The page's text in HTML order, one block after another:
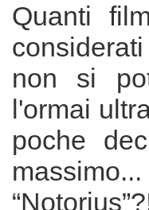
Quanti
non si
l'ormai
poche